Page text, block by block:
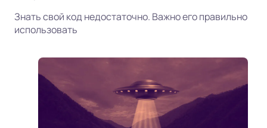
Знать свой код недостаточно. Важно его правильно
использовать